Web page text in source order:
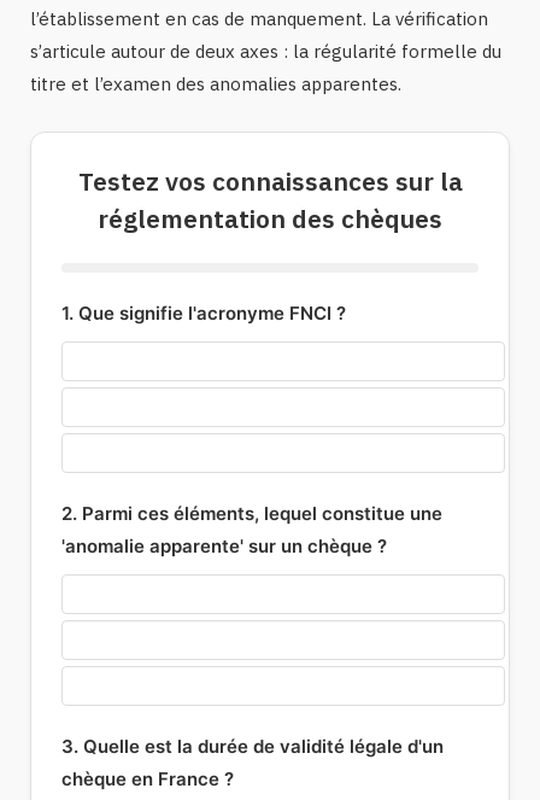
l’établissement en cas de manquement. La vérification
s’articule autour de deux axes : la régularité formelle du
titre et l’examen des anomalies apparentes.
Testez vos connaissances sur la
réglementation des chèques
1. Que signifie l'acronyme FNCI ?
2. Parmi ces éléments, lequel constitue une
'anomalie apparente' sur un chèque ?
3. Quelle est la durée de validité légale d'un
chèque en France ?